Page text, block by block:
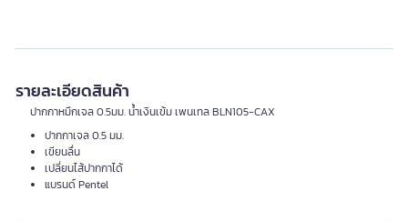
รายละเอียดสินค้า
ปากกาหมึกเจล 0.5มม. น้ำเงินเข้ม เพนเทล BLN105-CAX
ปากกาเจล 0.5 มม.
เขียนลื่น
เปลี่ยนไส้ปากกาได้
แบรนด์ Pentel